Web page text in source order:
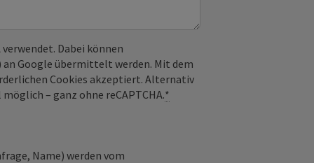
Dabei können
an Google übermittelt werden. Mit dem
Cookies akzeptiert. Alternativ
– ganz ohne reCAPTCHA.*
Name) werden vom